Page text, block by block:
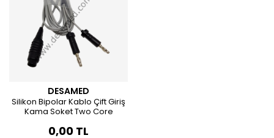
DESAMED
Silikon Bipolar Kablo Çift Giriş
Kama Soket Two Core
0,00 TL
Solunum Devreleri
Bakteri Filtreleri
Devre Destek Kolları